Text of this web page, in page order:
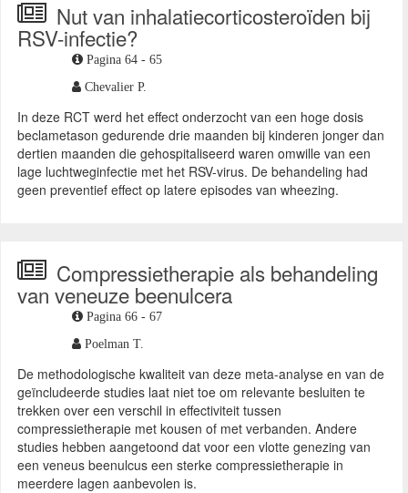
Nut van inhalatiecorticosteroïden bij
RSV-infectie?
Pagina 64 - 65
Chevalier P.
In deze RCT werd het effect onderzocht van een hoge dosis
beclametason gedurende drie maanden bij kinderen jonger dan
dertien maanden die gehospitaliseerd waren omwille van een
lage luchtweginfectie met het RSV-virus. De behandeling had
geen preventief effect op latere episodes van wheezing.
Compressietherapie als behandeling
van veneuze beenulcera
Pagina 66 - 67
Poelman T.
De methodologische kwaliteit van deze meta-analyse en van de
geïncludeerde studies laat niet toe om relevante besluiten te
trekken over een verschil in effectiviteit tussen
compressietherapie met kousen of met verbanden. Andere
studies hebben aangetoond dat voor een vlotte genezing van
een veneus beenulcus een sterke compressietherapie in
meerdere lagen aanbevolen is.